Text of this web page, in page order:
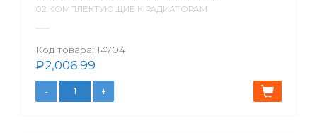
02.КОМПЛЕКТУЮЩИЕ К РАДИАТОРАМ
Код товара: 14704
₽2,006.99